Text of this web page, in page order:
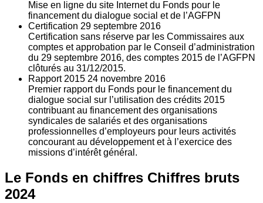
Mise en ligne du site Internet du Fonds pour le
financement du dialogue social et de l’AGFPN
Certification 29 septembre 2016
Certification sans réserve par les Commissaires aux
comptes et approbation par le Conseil d’administration
du 29 septembre 2016, des comptes 2015 de l’AGFPN
clôturés au 31/12/2015.
Rapport 2015 24 novembre 2016
Premier rapport du Fonds pour le financement du
dialogue social sur l’utilisation des crédits 2015
contribuant au financement des organisations
syndicales de salariés et des organisations
professionnelles d’employeurs pour leurs activités
concourant au développement et à l’exercice des
missions d’intérêt général.
Le Fonds en chiffres Chiffres bruts
2024